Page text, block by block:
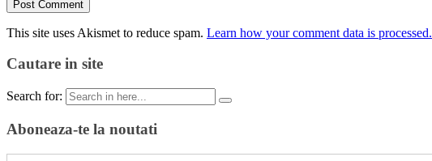
This site uses Akismet to reduce spam. Learn how your comment data is processed.
Cautare in site
Search for:
Aboneaza-te la noutati